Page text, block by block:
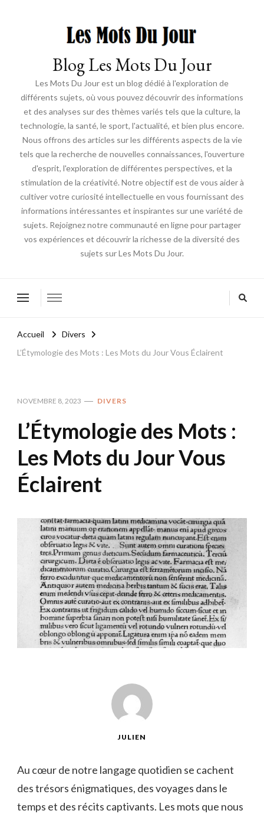
Blog Les Mots Du Jour
Les Mots Du Jour est un blog dédié à l'exploration de
différents sujets, où vous pouvez découvrir des informations
et des analyses sur des thèmes variés tels que la culture, la
technologie, la santé, le sport, l'actualité, et bien plus encore.
Nous offrons des articles sur les différents aspects de la vie
tels que la recherche de nouvelles connaissances, l'ouverture
d'esprit, l'exploration de différentes perspectives, et la
stimulation de la créativité. Notre objectif est de vous aider à
cultiver votre curiosité intellectuelle en vous fournissant des
informations intéressantes et inspirantes sur une variété de
sujets. Rejoignez notre communauté en ligne pour partager
vos expériences et découvrir la richesse de la diversité des
sujets sur Les Mots Du Jour.
Accueil
Divers
L’Étymologie des Mots : Les Mots du Jour Vous Éclairent
NOVEMBRE 8, 2023 DIVERS
L’Étymologie des Mots :
Les Mots du Jour Vous
Éclairent
JULIEN
Au cœur‍ de ⁢notre langage quotidien se cachent ​
des trésors énigmatiques, des voyages dans le
‍temps et des‌ récits captivants. Les mots que nous⁤